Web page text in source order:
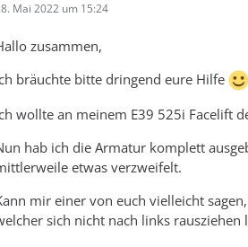
Mai 2022 um 15:24
zusammen,
bräuchte bitte dringend eure Hilfe
wollte an meinem E39 525i Facelift
hab ich die Armatur komplett
etwas verzweifelt.
mir einer von euch vielleicht
sich nicht nach links rausziehen